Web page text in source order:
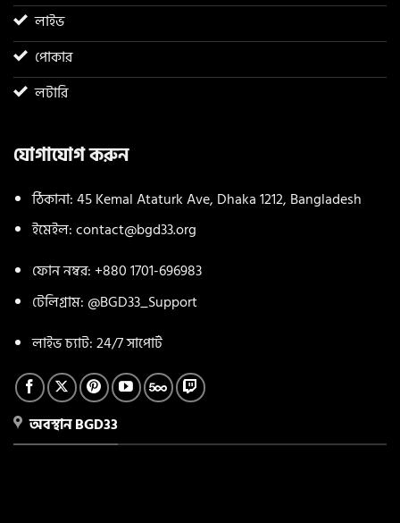
লাইভ
পোকার
লটারি
যোগাযোগ করুন
ঠিকানা: 45 Kemal Ataturk Ave, Dhaka 1212, Bangladesh
ইমেইল:contact@bgd33.org
ফোন নম্বর: +880 1701-696983
টেলিগ্রাম: @BGD33_Support
লাইভ চ্যাট: 24/7 সাপোর্ট
অবস্থান BGD33